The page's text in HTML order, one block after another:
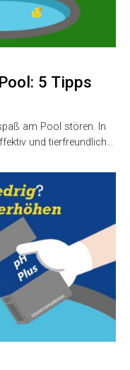
5 Tipps
am Pool stören. In
und tierfreundlich…